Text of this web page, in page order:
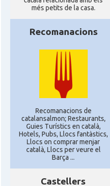
més petits de la casa.
Recomanacions
Recomanacions de
catalansalmon; Restaurants,
Guies Turístics en català,
Hotels, Pubs, Llocs fantàstics,
Llocs on comprar menjar
català, Llocs per veure el
Barça ...
Castellers